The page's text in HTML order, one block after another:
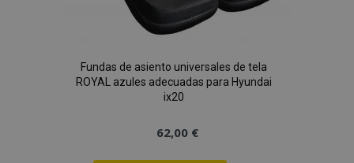
Fundas de asiento universales de tela
ROYAL azules adecuadas para Hyundai
ix20
62,00 €